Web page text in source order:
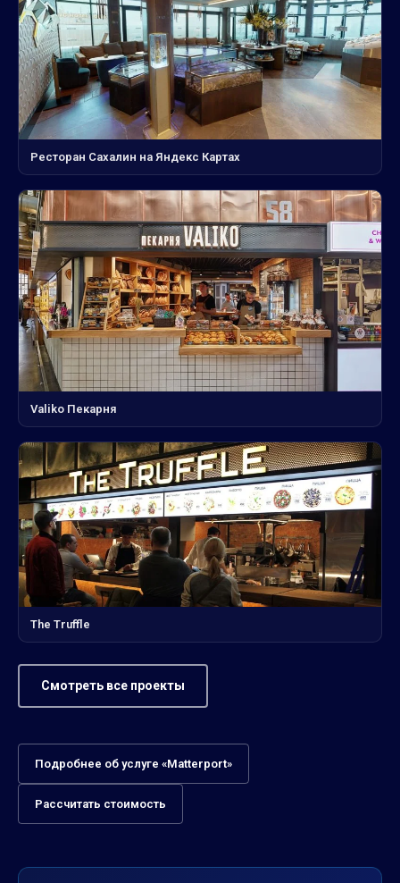
Ресторан Сахалин на Яндекс Картах
Valiko Пекарня
The Truffle
Смотреть все проекты
Подробнее об услуге «Matterport»
Рассчитать стоимость